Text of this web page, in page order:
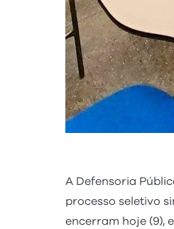
A Defensoria
processo seletivo
encerram hoje (9),